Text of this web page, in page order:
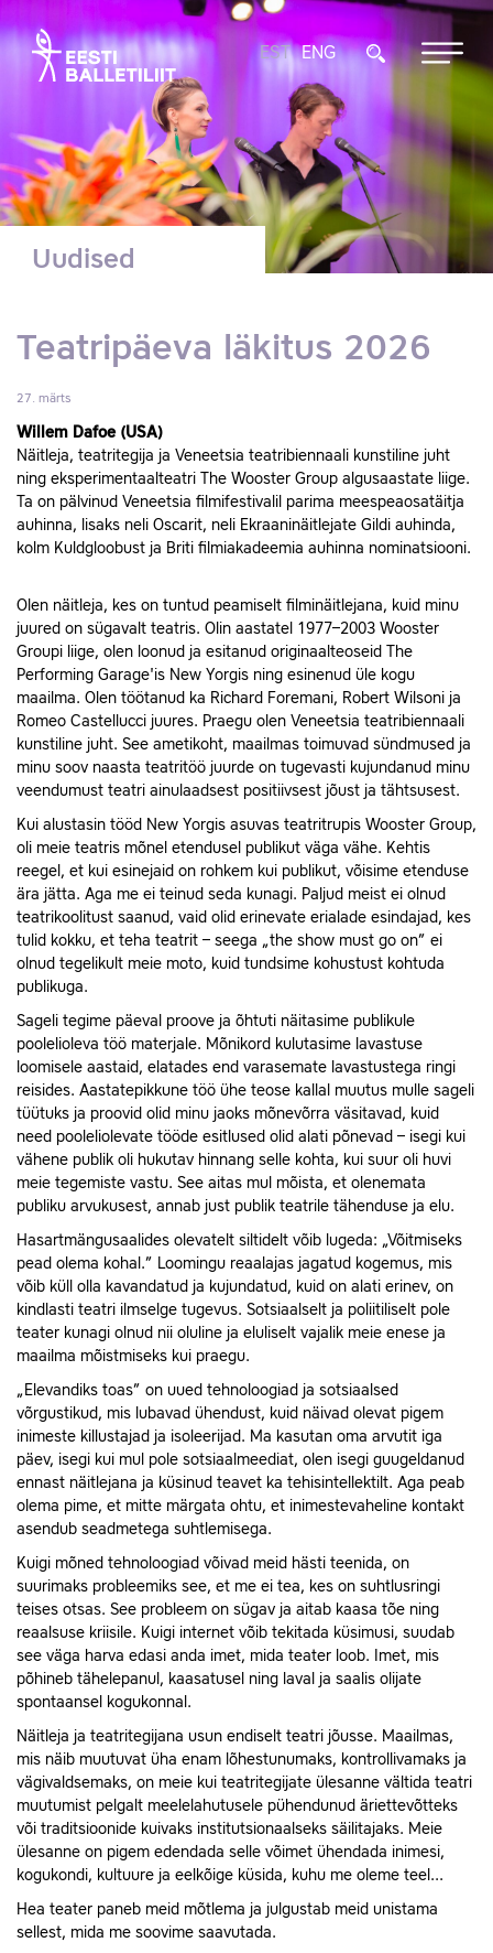
EST ENG
Uudised
Teatripäeva läkitus 2026
27. märts
Willem Dafoe (USA)
Näitleja, teatritegija ja Veneetsia teatribiennaali kunstiline juht
ning eksperimentaalteatri The Wooster Group algusaastate liige.
Ta on pälvinud Veneetsia filmifestivalil parima meespeaosatäitja
auhinna, lisaks neli Oscarit, neli Ekraaninäitlejate Gildi auhinda,
kolm Kuldgloobust ja Briti filmiakadeemia auhinna nominatsiooni.
Olen näitleja, kes on tuntud peamiselt filminäitlejana, kuid minu
juured on sügavalt teatris. Olin aastatel 1977–2003 Wooster
Groupi liige, olen loonud ja esitanud originaalteoseid The
Performing Garage'is New Yorgis ning esinenud üle kogu
maailma. Olen töötanud ka Richard Foremani, Robert Wilsoni ja
Romeo Castellucci juures. Praegu olen Veneetsia teatribiennaali
kunstiline juht. See ametikoht, maailmas toimuvad sündmused ja
minu soov naasta teatritöö juurde on tugevasti kujundanud minu
veendumust teatri ainulaadsest positiivsest jõust ja tähtsusest.
Kui alustasin tööd New Yorgis asuvas teatritrupis Wooster Group,
oli meie teatris mõnel etendusel publikut väga vähe. Kehtis
reegel, et kui esinejaid on rohkem kui publikut, võisime etenduse
ära jätta. Aga me ei teinud seda kunagi. Paljud meist ei olnud
teatrikoolitust saanud, vaid olid erinevate erialade esindajad, kes
tulid kokku, et teha teatrit – seega „the show must go on” ei
olnud tegelikult meie moto, kuid tundsime kohustust kohtuda
publikuga.
Sageli tegime päeval proove ja õhtuti näitasime publikule
poolelioleva töö materjale. Mõnikord kulutasime lavastuse
loomisele aastaid, elatades end varasemate lavastustega ringi
reisides. Aastatepikkune töö ühe teose kallal muutus mulle sageli
tüütuks ja proovid olid minu jaoks mõnevõrra väsitavad, kuid
need pooleliolevate tööde esitlused olid alati põnevad – isegi kui
vähene publik oli hukutav hinnang selle kohta, kui suur oli huvi
meie tegemiste vastu. See aitas mul mõista, et olenemata
publiku arvukusest, annab just publik teatrile tähenduse ja elu.
Hasartmängusaalides olevatelt siltidelt võib lugeda: „Võitmiseks
pead olema kohal.” Loomingu reaalajas jagatud kogemus, mis
võib küll olla kavandatud ja kujundatud, kuid on alati erinev, on
kindlasti teatri ilmselge tugevus. Sotsiaalselt ja poliitiliselt pole
teater kunagi olnud nii oluline ja eluliselt vajalik meie enese ja
maailma mõistmiseks kui praegu.
„Elevandiks toas” on uued tehnoloogiad ja sotsiaalsed
võrgustikud, mis lubavad ühendust, kuid näivad olevat pigem
inimeste killustajad ja isoleerijad. Ma kasutan oma arvutit iga
päev, isegi kui mul pole sotsiaalmeediat, olen isegi guugeldanud
ennast näitlejana ja küsinud teavet ka tehisintellektilt. Aga peab
olema pime, et mitte märgata ohtu, et inimestevaheline kontakt
asendub seadmetega suhtlemisega.
Kuigi mõned tehnoloogiad võivad meid hästi teenida, on
suurimaks probleemiks see, et me ei tea, kes on suhtlusringi
teises otsas. See probleem on sügav ja aitab kaasa tõe ning
reaalsuse kriisile. Kuigi internet võib tekitada küsimusi, suudab
see väga harva edasi anda imet, mida teater loob. Imet, mis
põhineb tähelepanul, kaasatusel ning laval ja saalis olijate
spontaansel kogukonnal.
Näitleja ja teatritegijana usun endiselt teatri jõusse. Maailmas,
mis näib muutuvat üha enam lõhestunumaks, kontrollivamaks ja
vägivaldsemaks, on meie kui teatritegijate ülesanne vältida teatri
muutumist pelgalt meelelahutusele pühendunud äriettevõtteks
või traditsioonide kuivaks institutsionaalseks säilitajaks. Meie
ülesanne on pigem edendada selle võimet ühendada inimesi,
kogukondi, kultuure ja eelkõige küsida, kuhu me oleme teel...
Hea teater paneb meid mõtlema ja julgustab meid unistama
sellest, mida me soovime saavutada.